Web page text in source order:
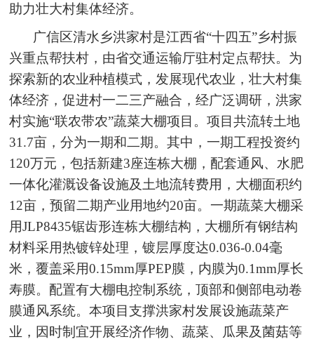
助力壮大村集体经济。
广信区清水乡洪家村是江西省“十四五”乡村振
兴重点帮扶村，由省交通运输厅驻村定点帮扶。为
探索新的农业种植模式，发展现代农业，壮大村集
体经济，促进村一二三产融合，经广泛调研，洪家
村实施“联农带农”蔬菜大棚项目。项目共流转土地
31.7亩，分为一期和二期。其中，一期工程投资约
120万元，包括新建3座连栋大棚，配套通风、水肥
一体化灌溉设备设施及土地流转费用，大棚面积约
12亩，预留二期产业用地约20亩。一期蔬菜大棚采
用JLP8435锯齿形连栋大棚结构，大棚所有钢结构
材料采用热镀锌处理，镀层厚度达0.036-0.04毫
米，覆盖采用0.15mm厚PEP膜，内膜为0.1mm厚长
寿膜。配置有大棚电控制系统，顶部和侧部电动卷
膜通风系统。本项目支撑洪家村发展设施蔬菜产
业，因时制宜开展经济作物、蔬菜、瓜果及菌菇等